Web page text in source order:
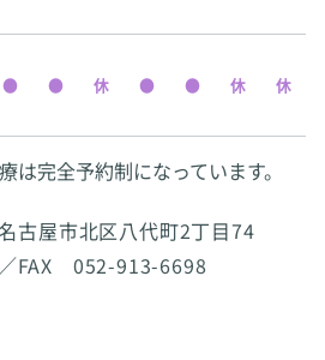
完全予約制になっています。
屋市北区八代町2丁目74
FAX 052-913-6698